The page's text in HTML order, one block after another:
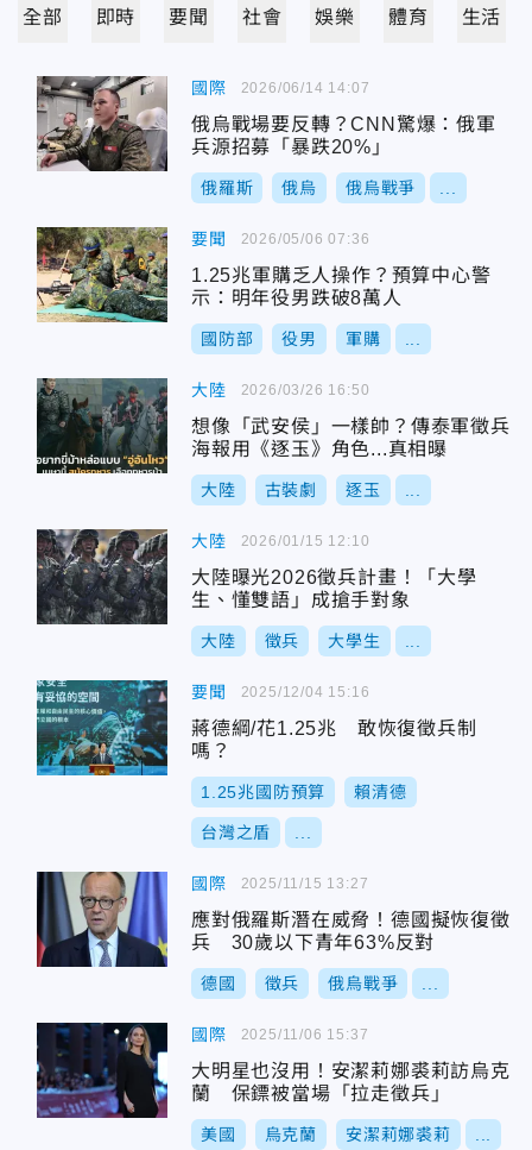
全部 即時 要聞 社會 娛樂 體育 生活
國際
俄烏戰場要反轉？CNN驚爆：俄軍
兵源招募「暴跌20%」
俄羅斯 俄烏 俄烏戰爭
2026/06/14 14:07
要聞
1.25兆軍購乏人操作？預算中心警
示：明年役男跌破8萬人
國防部 役男 軍購
2026/05/06 07:36
大陸
想像「武安侯」一樣帥？傳泰軍徵兵
海報用《逐玉》角色...真相曝
大陸 古裝劇 逐玉
2026/03/26 16:50
大陸
大陸曝光2026徵兵計畫！「大學
生、懂雙語」成搶手對象
大陸 徵兵 大學生
2026/01/15 12:10
要聞
蔣德綱/花1.25兆 敢恢復徵兵制
嗎？
1.25兆國防預算 賴清德
台灣之盾
2025/12/04 15:16
國際
應對俄羅斯潛在威脅！德國擬恢復徵
兵 30歲以下青年63%反對
德國 徵兵 俄烏戰爭
2025/11/15 13:27
國際
大明星也沒用！安潔莉娜裘莉訪烏克
蘭 保鏢被當場「拉走徵兵」
美國 烏克蘭 安潔莉娜裘莉
2025/11/06 15:37